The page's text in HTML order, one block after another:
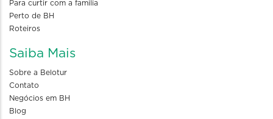
Para curtir com a familia
Perto de BH
Roteiros
Saiba Mais
Sobre a Belotur
Contato
Negócios em BH
Blog